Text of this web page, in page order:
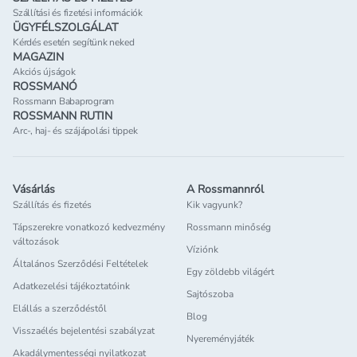
Szállítási és fizetési információk
ÜGYFÉLSZOLGÁLAT
Kérdés esetén segítünk neked
MAGAZIN
Akciós újságok
ROSSMANÓ
Rossmann Babaprogram
ROSSMANN RUTIN
Arc-, haj- és szájápolási tippek
Vásárlás
Szállítás és fizetés
Tápszerekre vonatkozó kedvezmény
változások
Általános Szerződési Feltételek
Adatkezelési tájékoztatóink
Elállás a szerződéstől
Visszaélés bejelentési szabályzat
Akadálymentességi nyilatkozat
A Rossmannról
Kik vagyunk?
Rossmann minőség
Víziónk
Egy zöldebb világért
Sajtószoba
Blog
Nyereményjáték